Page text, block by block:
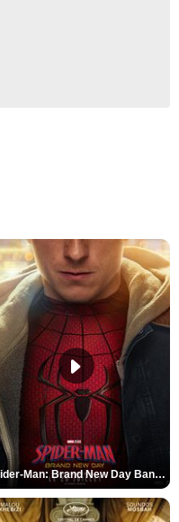
Spider-Man: Brand New Day Bande-annonce VO STFR